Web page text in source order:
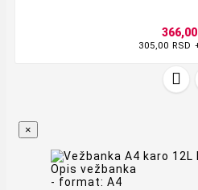
305,00 RSD

×
Opis vežbanka
- format: A4